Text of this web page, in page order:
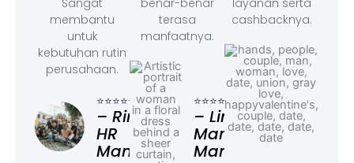
membantu
untuk
kebutuhan rutin
perusahaan.
⭐⭐⭐⭐⭐
– Rina,
HR
Manager
terasa
manfaatnya.
⭐⭐⭐⭐⭐
– Linda,
Marketing
Manager
cashbacknya.